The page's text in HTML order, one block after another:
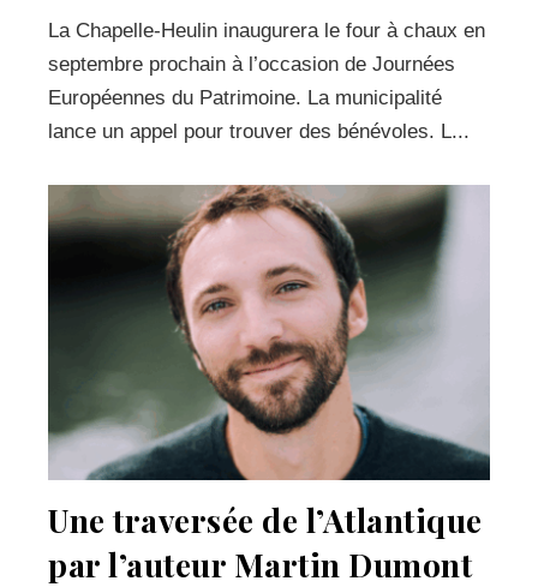
La Chapelle-Heulin inaugurera le four à chaux en
septembre prochain à l’occasion de Journées
Européennes du Patrimoine. La municipalité
lance un appel pour trouver des bénévoles. L...
Une traversée de l’Atlantique
par l’auteur Martin Dumont